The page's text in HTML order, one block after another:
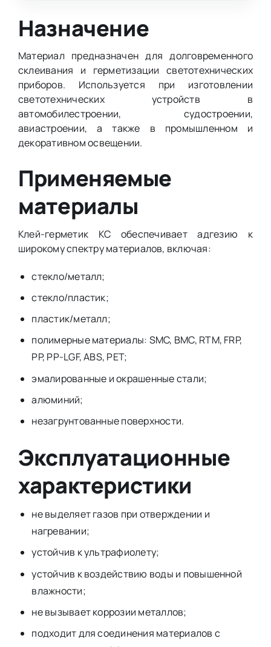
Назначение
Материал предназначен для долговременного
склеивания и герметизации светотехнических
приборов. Используется при изготовлении
светотехнических устройств в
автомобилестроении, судостроении,
авиастроении, а также в промышленном и
декоративном освещении.
Применяемые
материалы
Клей-герметик КС обеспечивает адгезию к
широкому спектру материалов, включая:
стекло/металл;
стекло/пластик;
пластик/металл;
полимерные материалы: SMC, BMC, RTM, FRP,
PP, PP-LGF, ABS, PET;
эмалированные и окрашенные стали;
алюминий;
незагрунтованные поверхности.
Эксплуатационные
характеристики
не выделяет газов при отверждении и
нагревании;
устойчив к ультрафиолету;
устойчив к воздействию воды и повышенной
влажности;
не вызывает коррозии металлов;
подходит для соединения материалов с